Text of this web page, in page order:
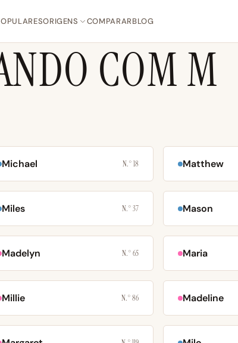
ORIGENS COMPARARBLOG
COM M
Michael N.° 18 Matthew
Miles N.° 37 Mason
Madelyn N.° 65 Maria
Millie N.° 86 Madeline